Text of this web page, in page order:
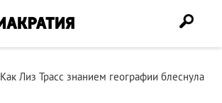
Как Лиз Трасс знанием географии блеснула